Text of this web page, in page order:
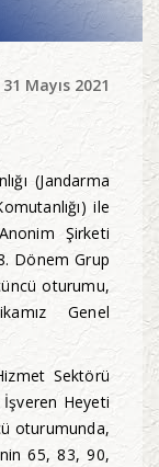
31 Mayıs 2021
(Jandarma
ile
Şirketi
Dönem Grup
oturumu,
Genel
Sektörü
İşveren Heyeti
oturumunda,
65, 83, 90,